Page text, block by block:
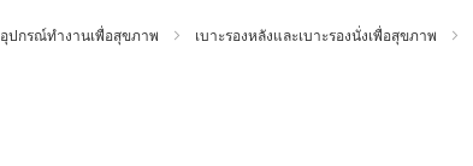
อุปกรณ์ทำงานเพื่อสุขภาพ เบาะรองหลังและเบาะรองนั่งเพื่อสุขภาพ